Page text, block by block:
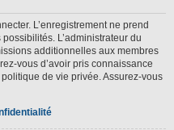
L’enregistrement ne prend
L’administrateur du
additionnelles aux membres
vous d’avoir pris connaissance
de vie privée. Assurez-vous